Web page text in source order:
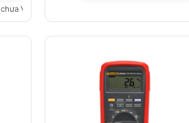
chưa VAT 8%